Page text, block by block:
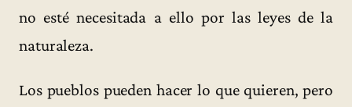
no esté necesitada a ello por las leyes de la
naturaleza.
Los pueblos pueden hacer lo que quieren, pero